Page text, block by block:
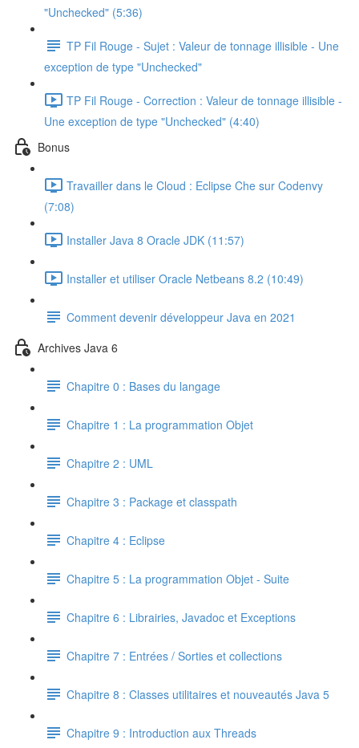
"Unchecked" (5:36)
TP Fil Rouge - Sujet : Valeur de tonnage illisible - Une
exception de type "Unchecked"
TP Fil Rouge - Correction : Valeur de tonnage illisible -
Une exception de type "Unchecked" (4:40)
Bonus
Travailler dans le Cloud : Eclipse Che sur Codenvy
(7:08)
Installer Java 8 Oracle JDK (11:57)
Installer et utiliser Oracle Netbeans 8.2 (10:49)
Comment devenir développeur Java en 2021
Archives Java 6
Chapitre 0 : Bases du langage
Chapitre 1 : La programmation Objet
Chapitre 2 : UML
Chapitre 3 : Package et classpath
Chapitre 4 : Eclipse
Chapitre 5 : La programmation Objet - Suite
Chapitre 6 : Librairies, Javadoc et Exceptions
Chapitre 7 : Entrées / Sorties et collections
Chapitre 8 : Classes utilitaires et nouveautés Java 5
Chapitre 9 : Introduction aux Threads